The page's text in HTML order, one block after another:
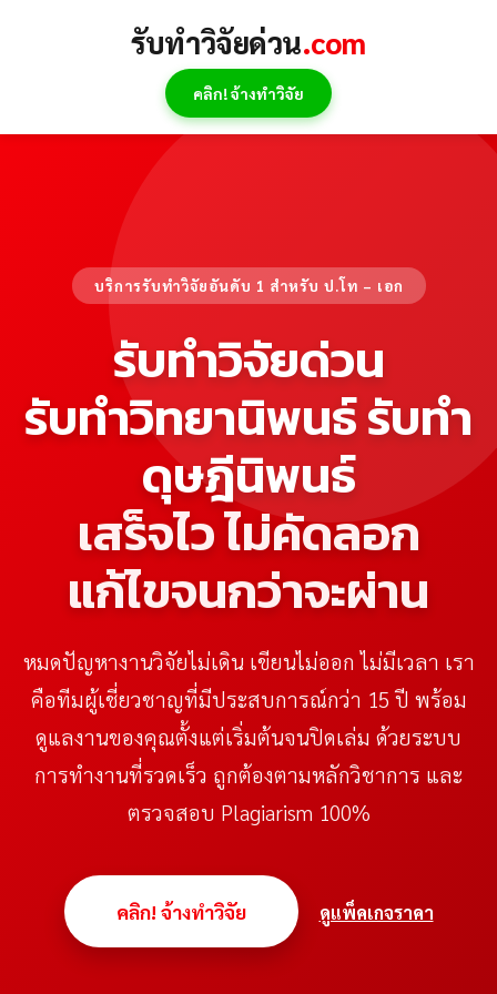
หน้าแรก
Copyright © 2026 รับทำวิจัยด่วน รับทำวิทยานิพนธ์ IS ดุษฎีนิพนธ์ |
จบไว ไม่เทงาน
รับทำวิจัยด่วน.com
คลิก! จ้างทำวิจัย
บริการรับทำวิจัยอันดับ 1 สำหรับ ป.โท – เอก
รับทำวิจัยด่วน
รับทำวิทยานิพนธ์ รับทำ
ดุษฎีนิพนธ์
เสร็จไว ไม่คัดลอก
แก้ไขจนกว่าจะผ่าน
หมดปัญหางานวิจัยไม่เดิน เขียนไม่ออก ไม่มีเวลา เรา
คือทีมผู้เชี่ยวชาญที่มีประสบการณ์กว่า 15 ปี พร้อม
ดูแลงานของคุณตั้งแต่เริ่มต้นจนปิดเล่ม ด้วยระบบ
การทำงานที่รวดเร็ว ถูกต้องตามหลักวิชาการ และ
ตรวจสอบ Plagiarism 100%
คลิก! จ้างทำวิจัย ดูแพ็คเกจราคา